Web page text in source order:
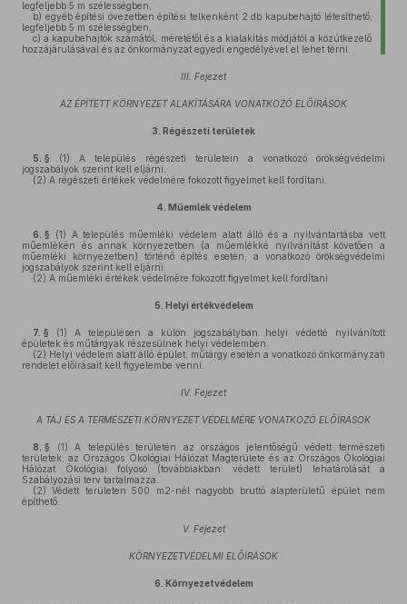
legfeljebb 5 m szélességben,
b) egyéb építési övezetben építési telkenként 2 db kapubehajtó létesíthető,
legfeljebb 5 m szélességben,
c) a kapubehajtók számától, méretétől és a kialakítás módjától a közútkezelő
hozzájárulásával és az önkormányzat egyedi engedélyével el lehet térni.
III. Fejezet
AZ ÉPÍTETT KÖRNYEZET ALAKÍTÁSÁRA VONATKOZÓ ELŐÍRÁSOK
3. Régészeti területek
5. § (1) A település régészeti területein a vonatkozó örökségvédelmi
jogszabályok szerint kell eljárni.
(2) A régészeti értékek védelmére fokozott figyelmet kell fordítani.
4. Műemlék védelem
6. § (1) A település műemléki védelem alatt álló és a nyilvántartásba vett
műemlékén és annak környezetben (a műemlékké nyilvánítást követően a
műemléki környezetben) történő építés esetén, a vonatkozó örökségvédelmi
jogszabályok szerint kell eljárni.
(2) A műemléki értékek védelmére fokozott figyelmet kell fordítani
5. Helyi értékvédelem
7. § (1) A településen a külön jogszabályban helyi védetté nyilvánított
épületek és műtárgyak részesülnek helyi védelemben.
(2) Helyi védelem alatt álló épület, műtárgy esetén a vonatkozó önkormányzati
rendelet előírásait kell figyelembe venni.
IV. Fejezet
A TÁJ ÉS A TERMÉSZETI KÖRNYEZET VÉDELMÉRE VONATKOZÓ ELŐÍRÁSOK
8. § (1) A település területén az országos jelentőségű védett természeti
területek, az Országos Ökológiai Hálózat Magterülete és az Országos Ökológiai
Hálózat Ökológiai folyosó (továbbiakban: védett terület) lehatárolását a
Szabályozási terv tartalmazza.
(2) Védett területen 500 m2-nél nagyobb bruttó alapterületű épület nem
építhető.
V. Fejezet
KÖRNYEZETVÉDELMI ELŐÍRÁSOK
6. Környezetvédelem